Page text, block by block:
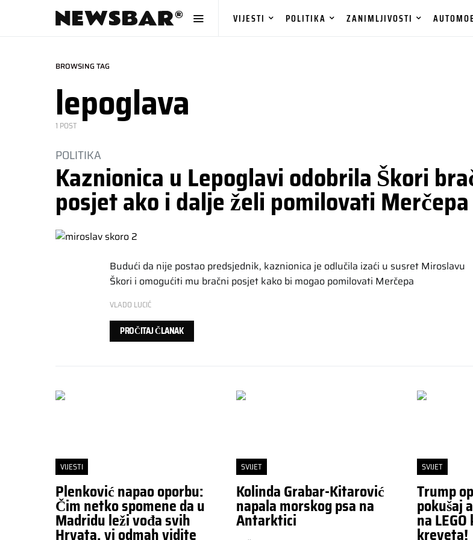
VIJESTI POLITIKA ZANIMLJIVOSTI
BROWSING TAG
lepoglava
1 POST
POLITIKA
Kaznionica u Lepoglavi odobrila Škori
posjet ako i dalje želi pomilovati Merčepa
Budući da nije postao predsjednik, kaznionica je odlučila izaći u susret Miroslavu
Škori i omogućiti mu bračni posjet kako bi mogao pomilovati Merčepa
VLADO LUCIĆ
PROČITAJ ČLANAK
VIJESTI
Plenković napao oporbu:
Čim netko spomene da u
Madridu leži vođa svih
Hrvata, vi odmah vidite
SVIJET
Kolinda Grabar-Kitarović
napala morskog psa na
Antarktici
SVIJET
Trump
pokušaj
na
kreveta!